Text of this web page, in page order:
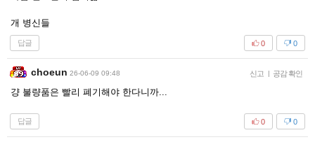
개 병신들
답글 0
0
choeun 26-06-09 09:48 신고 | 공감 확인
걍 불량품은 빨리 폐기해야 한다니까...
답글 0
0